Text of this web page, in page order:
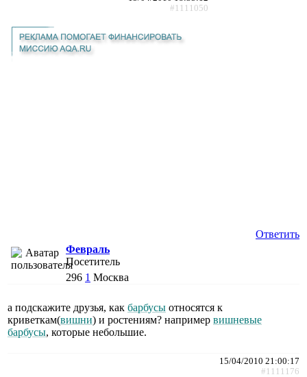
#1111050
Ответить
Февраль
Посетитель
296 1 Москва
а подскажите друзья, как барбусы относятся к
криветкам(вишни) и ростениям? например вишневые
барбусы, которые небольшие.
15/04/2010 21:00:17
#1111176